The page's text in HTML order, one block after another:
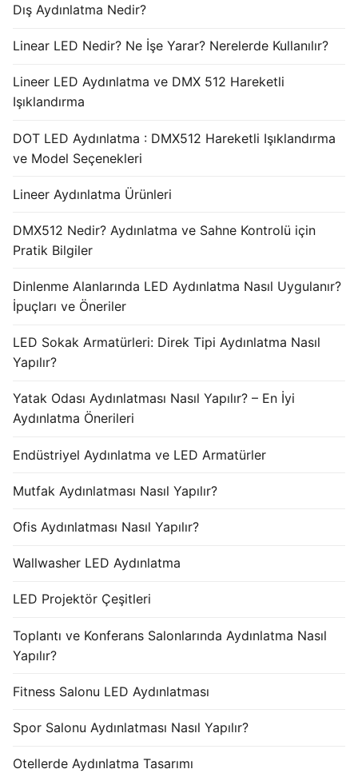
Dış Aydınlatma Nedir?
Linear LED Nedir? Ne İşe Yarar? Nerelerde Kullanılır?
Lineer LED Aydınlatma ve DMX 512 Hareketli
Işıklandırma
DOT LED Aydınlatma : DMX512 Hareketli Işıklandırma
ve Model Seçenekleri
Lineer Aydınlatma Ürünleri
DMX512 Nedir? Aydınlatma ve Sahne Kontrolü için
Pratik Bilgiler
Dinlenme Alanlarında LED Aydınlatma Nasıl Uygulanır?
İpuçları ve Öneriler
LED Sokak Armatürleri: Direk Tipi Aydınlatma Nasıl
Yapılır?
Yatak Odası Aydınlatması Nasıl Yapılır? – En İyi
Aydınlatma Önerileri
Endüstriyel Aydınlatma ve LED Armatürler
Mutfak Aydınlatması Nasıl Yapılır?
Ofis Aydınlatması Nasıl Yapılır?
Wallwasher LED Aydınlatma
LED Projektör Çeşitleri
Toplantı ve Konferans Salonlarında Aydınlatma Nasıl
Yapılır?
Fitness Salonu LED Aydınlatması
Spor Salonu Aydınlatması Nasıl Yapılır?
Otellerde Aydınlatma Tasarımı